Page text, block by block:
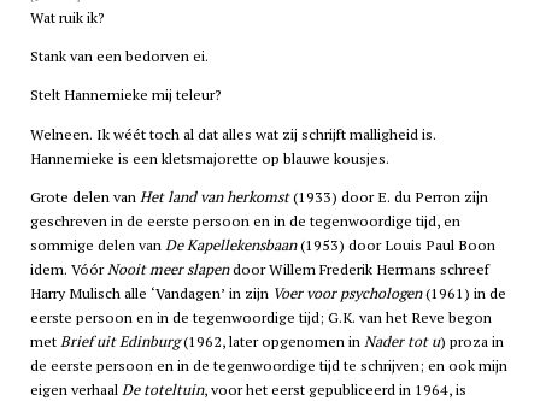
Wat ruik ik?
Stank van een bedorven ei.
Stelt Hannemieke mij teleur?
Welneen. Ik wéét toch al dat alles wat zij schrijft malligheid is.
Hannemieke is een kletsmajorette op blauwe kousjes.
Grote delen vanHet land van herkomst(1933) door E. du Perron zijn
geschreven in de eerste persoon en in de tegenwoordige tijd, en
sommige delen vanDe Kapellekensbaan(1953) door Louis Paul Boon
idem. VóórNooit meer slapendoor Willem Frederik Hermans schreef
Harry Mulisch alle ‘Vandagen’ in zijn Voer voor psychologen(1961) in de
eerste persoon en in de tegenwoordige tijd; G.K. van het Reve begon
metBrief uit Edinburg(1962, later opgenomen inNader tot u) proza in
de eerste persoon en in de tegenwoordige tijd te schrijven; en ook mijn
eigen verhaalDe toteltuin, voor het eerst gepubliceerd in 1964, is